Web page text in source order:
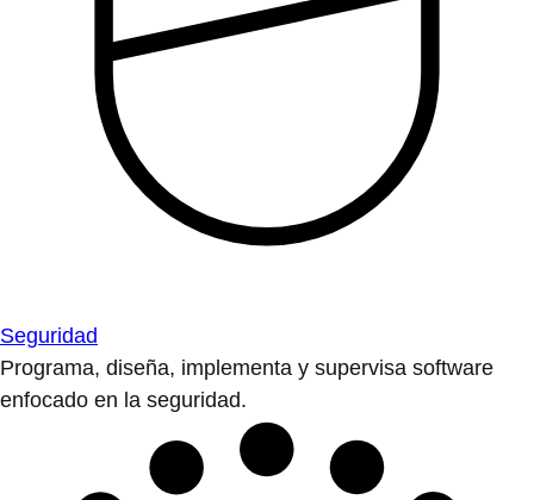
Seguridad
Programa, diseña, implementa y supervisa software
enfocado en la seguridad.